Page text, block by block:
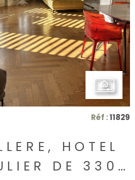
VOIR LE BIEN
Réf :11829
HOTEL
DE 330